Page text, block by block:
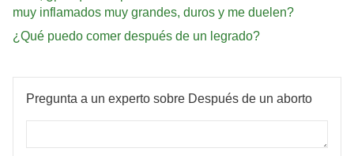
muy inflamados muy grandes, duros y me duelen?
¿Qué puedo comer después de un legrado?
Pregunta a un experto sobre Después de un aborto